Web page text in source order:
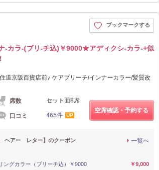
ブックマークする
-カラ-(ブリ-チ込)￥9000★アディクシ-カラ-+似
道京阪百貨店前♪ ケアブリーチ/インナーカラー/髪質改
席数 セット面8席
口コミ 465件 UP
空席確認・予約する
ヘアー レター】のクーポン 一覧へ
ングカラー（ブリーチ込）￥9000 ￥9,000